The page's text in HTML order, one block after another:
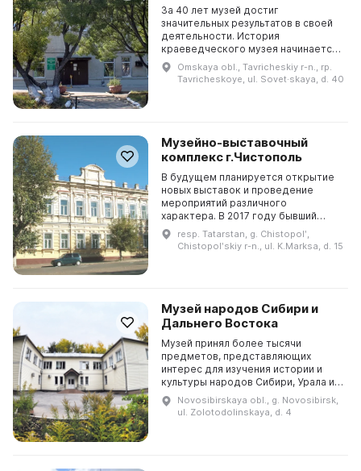
За 40 лет музей достиг
значительных результатов в своей
деятельности. История
краеведческого музея начинается
с 1975 года, когда в канун 30-летия
Победы в Великой Отечественной
войне в Доме пионеров ...
Omskaya obl., Tavricheskiy r-n., rp.
Tavricheskoye, ul. Sovet·skaya, d. 40
Музейно-выставочный
комплекс г.Чистополь
В будущем планируется открытие
новых выставок и проведение
мероприятий различного
характера. В 2017 году бывший
купеческий особняк чистопольских
купцов Чукашевых был передан в
аренду Чистопольскому г...
resp. Tatarstan, g. Chistopolʹ,
Chistopolʹskiy r-n., ul. K.Marksa, d. 15
Музей народов Сибири и
Дальнего Востока
Музей принял более тысячи
предметов, представляющих
интерес для изучения истории и
культуры народов Сибири, Урала и
Дальнего Востока. Основные
экспозиции рассказывают о
культуре и истории народов Сиби...
Novosibirskaya obl., g. Novosibirsk,
ul. Zolotodolinskaya, d. 4